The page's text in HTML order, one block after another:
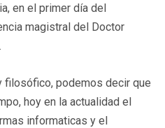
en el primer día del
magistral del Doctor
filosófico, podemos decir que
hoy en la actualidad el
informaticas y el